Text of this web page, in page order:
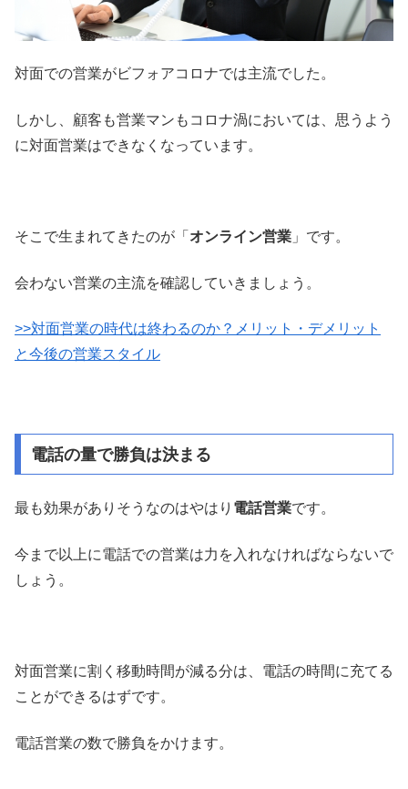
対面での営業がビフォアコロナでは主流でした。
しかし、顧客も営業マンもコロナ渦においては、思うよう
に対面営業はできなくなっています。
そこで生まれてきたのが「 オンライン営業 」です。
会わない営業の主流を確認していきましょう。
>>対面営業の時代は終わるのか？メリット・デメリット
と今後の営業スタイル
電話の量で勝負は決まる
最も効果がありそうなのはやはり 電話営業です。
今まで以上に電話での営業は力を入れなければならないで
しょう。
対面営業に割く移動時間が減る分は、電話の時間に充てる
ことができるはずです。
電話営業の数で勝負をかけます。